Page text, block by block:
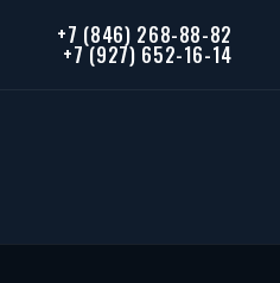
+7 (846) 268-88-82
+7 (927) 652-16-14